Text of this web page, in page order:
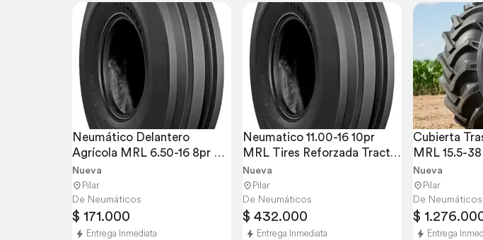
Neumático Delantero
Agrícola MRL 6.50-16 8pr
MTF 212 TL
Nueva
Pilar
De Neumáticos
$ 171.000
Entrega Inmediata
Neumatico 11.00-16 10pr
MRL Tires Reforzada Tractor
Agrícola
Nueva
Pilar
De Neumáticos
$ 432.000
Entrega Inmediata
Cubierta
MRL 15.5-
Nueva
Pilar
De Neumáticos
$
Entrega